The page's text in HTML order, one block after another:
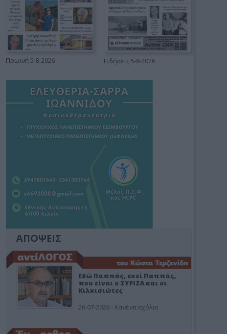
Πρωινή 5-8-2026 Ειδήσεις 5-8-2026
ΑΠΟΨΕΙΣ
Εδώ Παππάς, εκεί Παππάς,
που είναι ο ΣΥΡΙΖΑ και οι
Κιλκισιώτες
26-07-2026 - Κανένα σχόλιο